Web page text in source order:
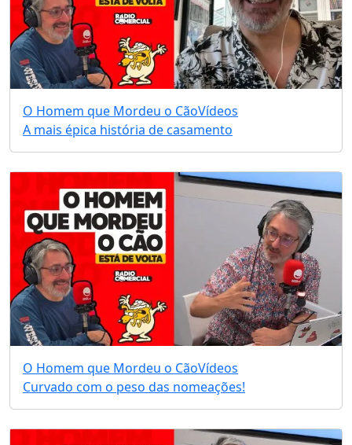
O Homem que Mordeu o CãoVídeos
A mais épica história de casamento
O Homem que Mordeu o CãoVídeos
Curvado com o peso das nomeações!